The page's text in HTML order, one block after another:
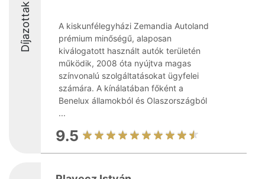
Díjazottak
A kiskunfélegyházi Zemandia Autoland
prémium minőségű, alaposan
kiválogatott használt autók területén
működik, 2008 óta nyújtva magas
színvonalú szolgáltatásokat ügyfelei
számára. A kínálatában főként a
Benelux államokból és Olaszországból
...
9.5